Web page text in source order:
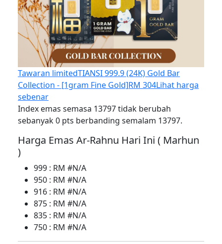
Tawaran limitedTIANSI 999.9 (24K) Gold Bar
Collection - [1gram Fine Gold]RM 304Lihat harga
sebenar
Index emas semasa 13797 tidak berubah
sebanyak 0 pts berbanding semalam 13797.
Harga Emas Ar-Rahnu Hari Ini ( Marhun
)
999 : RM #N/A
950 : RM #N/A
916 : RM #N/A
875 : RM #N/A
835 : RM #N/A
750 : RM #N/A